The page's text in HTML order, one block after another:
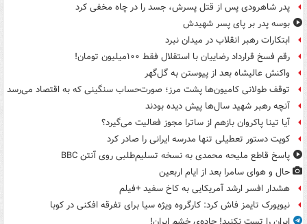
پدر شاهرودی پس از قتل پسرش، جسد را در چاه مخفی کرد
بوسه‌ پدر بر پای پسر شهیدش
ابتکارات رهبر انقلاب در میدان نبرد
رقم فسخ قرارداد رضاییان با استقلال فقط ۱۰۰میلیون تومان!
واکنش عالیشاه بعد از پیوستن به گل‌گهر
توقف طولانی کامیون‌ها پشت مرز؛ صورت‌حساب سنگینی که به اقتصاد می‌رسد
آنچه رهبر شهید سال‌ها پیش دیده بودند
آیا تینا پاکروان بازهم از ساترا مجوز فعالیت می‌گیرد؟
کویت دستور تعطیلی تنها مدرسه ایرانی را صادر کرد
پاسخ قاطع ملیحه محمدی به نسخه تسلیم‌طلبی روی آنتن BBC
حال و هوای سامرا بعد از ایام اربعین
هشدار افسر ارشد آمریکایی به کاخ سفید +فیلم
نیویورک تایمز فاش کرد: کارگروه ویژه سیا برای تفرقه افکنی در کوبا